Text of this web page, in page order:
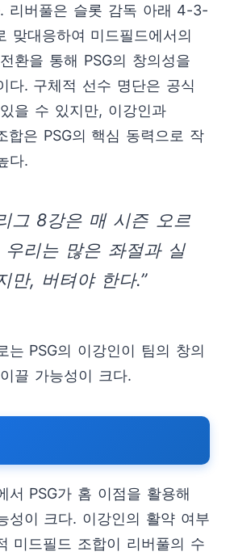
리버풀은 슬롯 감독 아래 4-3-
맞대응하여 미드필드에서의
환을 통해 PSG의 창의성을
다. 구체적 선수 명단은 공식
을 수 있지만, 이강인과
합은 PSG의 핵심 동력으로 작
다.
그 8강은 매 시즌 오르
우리는 많은 좌절과 실
만, 버텨야 한다.”
는 PSG의 이강인이 팀의 창의
끌 가능성이 크다.
서 PSG가 홈 이점을 활용해
성이 크다. 이강인의 활약 여부
미드필드 조합이 리버풀의 수